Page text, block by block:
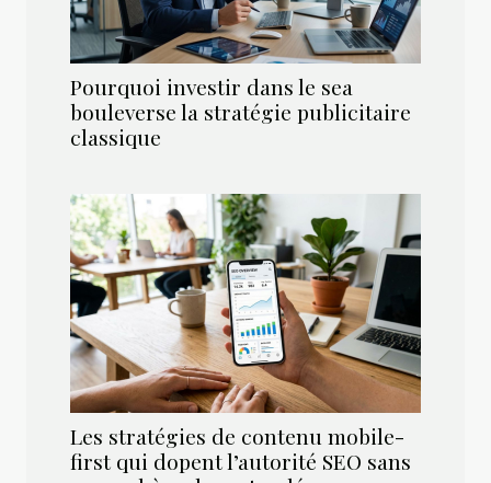
Pourquoi investir dans le sea
bouleverse la stratégie publicitaire
classique
Les stratégies de contenu mobile-
first qui dopent l’autorité SEO sans